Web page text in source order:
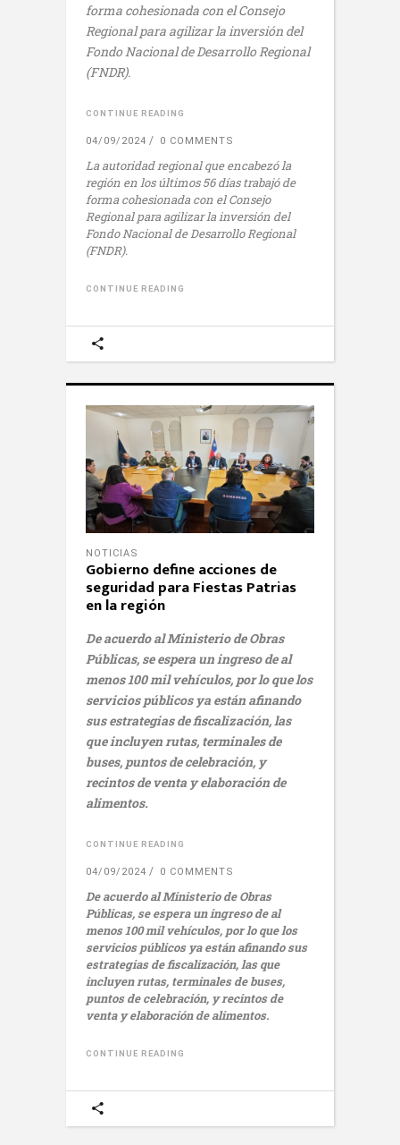
forma cohesionada con el Consejo
Regional para agilizar la inversión del
Fondo Nacional de Desarrollo Regional
(FNDR).
CONTINUE READING
04/09/2024 0 COMMENTS
La autoridad regional que encabezó la
región en los últimos 56 días trabajó de
forma cohesionada con el Consejo
Regional para agilizar la inversión del
Fondo Nacional de Desarrollo Regional
(FNDR).
CONTINUE READING
NOTICIAS
Gobierno define acciones de
seguridad para Fiestas Patrias
en la región
De acuerdo al Ministerio de Obras
Públicas, se espera un ingreso de al
menos 100 mil vehículos, por lo que los
servicios públicos ya están afinando
sus estrategias de fiscalización, las
que incluyen rutas, terminales de
buses, puntos de celebración, y
recintos de venta y elaboración de
alimentos.
CONTINUE READING
04/09/2024 0 COMMENTS
De acuerdo al Ministerio de Obras
Públicas, se espera un ingreso de al
menos 100 mil vehículos, por lo que los
servicios públicos ya están afinando sus
estrategias de fiscalización, las que
incluyen rutas, terminales de buses,
puntos de celebración, y recintos de
venta y elaboración de alimentos.
CONTINUE READING